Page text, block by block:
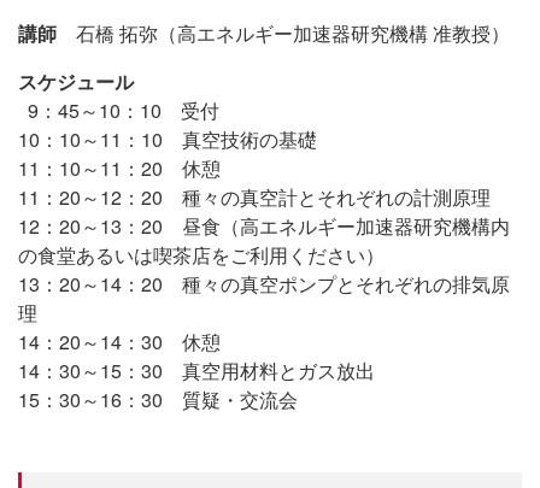
講師 石橋 拓弥（高エネルギー加速器研究機構 准教授）
スケジュール
9：45～10：10 受付
10：10～11：10 真空技術の基礎
11：10～11：20 休憩
11：20～12：20 種々の真空計とそれぞれの計測原理
12：20～13：20 昼食（高エネルギー加速器研究機構内
の食堂あるいは喫茶店をご利用ください）
13：20～14：20 種々の真空ポンプとそれぞれの排気原
理
14：20～14：30 休憩
14：30～15：30 真空用材料とガス放出
15：30～16：30 質疑・交流会